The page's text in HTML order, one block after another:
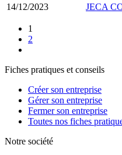
14/12/2023
JECA
1
2
Fiches pratiques et conseils
Créer son entreprise
Gérer son entreprise
Fermer son entreprise
Toutes nos fiches
Notre société